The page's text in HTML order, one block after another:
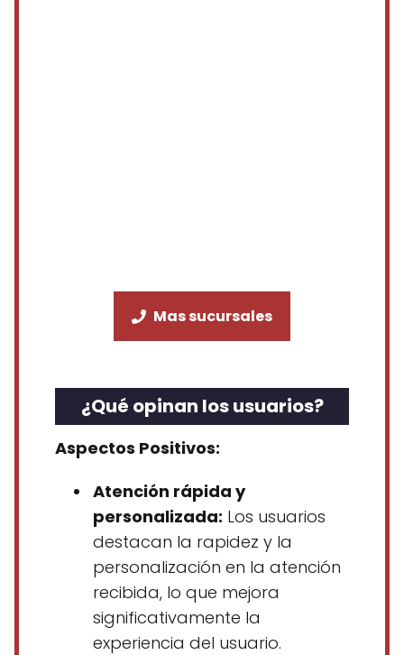
Mas sucursales
¿Qué opinan los usuarios?
Aspectos Positivos:
Atención rápida y
personalizada: Los usuarios
destacan la rapidez y la
personalización en la atención
recibida, lo que mejora
significativamente la
experiencia del usuario.